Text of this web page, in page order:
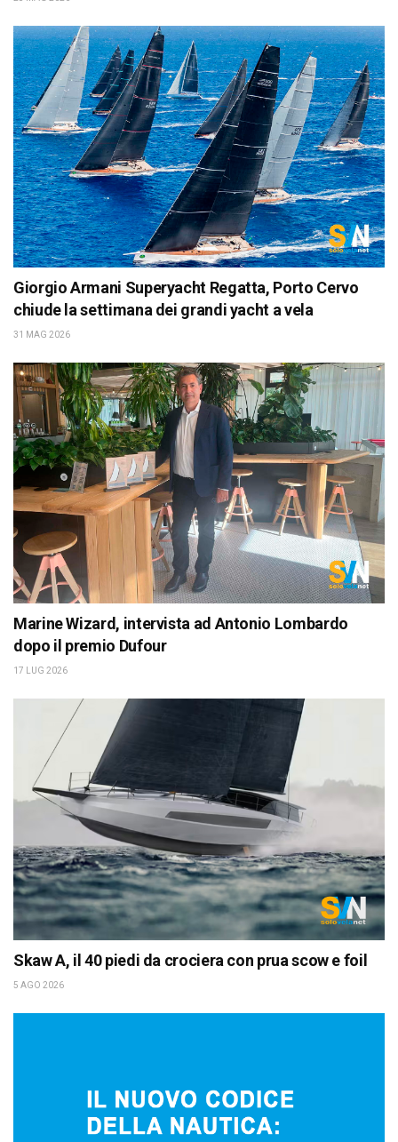
Giorgio Armani Superyacht Regatta, Porto Cervo
chiude la settimana dei grandi yacht a vela
31 MAG 2026
Marine Wizard, intervista ad Antonio Lombardo
dopo il premio Dufour
17 LUG 2026
Skaw A, il 40 piedi da crociera con prua scow e foil
5 AGO 2026